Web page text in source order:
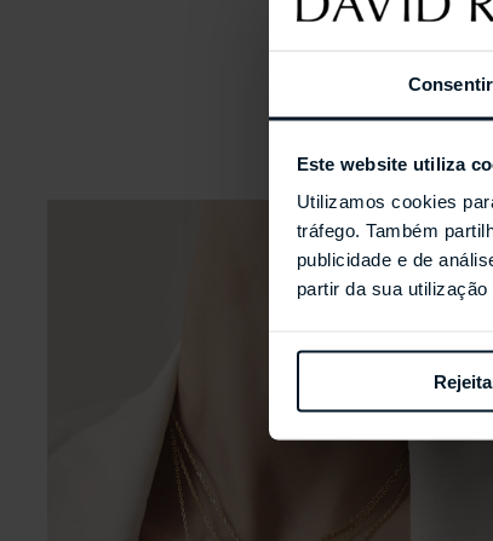
Consentir
Este website utiliza
Utilizamos cookies
tráfego. Também
publicidade e de
partir da sua